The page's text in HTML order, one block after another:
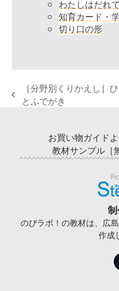
わたしはだれ
知育カード・
切り口の形
previous
［分野別くりかえし］ひ
とふでがき
お買い物ガイド
教材サンプル［
のびラボ！の教材は、広
作成